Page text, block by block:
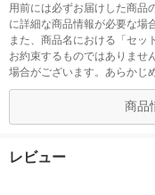
用前には必ずお届けした商品
に詳細な商品情報が必要な場
また、商品名における「セッ
お約束するものではありませ
場合がございます。あらかじ
商品
レビュー